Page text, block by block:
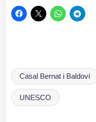
Etiquetas:
Casal Bernat i Baldoví
UNESCO